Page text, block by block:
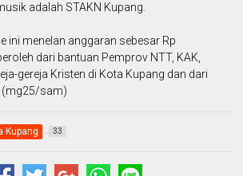
adalah STAKN Kupang.
ini menelan anggaran sebesar Rp
dari bantuan Pemprov NTT, KAK,
gereja Kristen di Kota Kupang dan dari
(mg25/sam)
Kupang 33